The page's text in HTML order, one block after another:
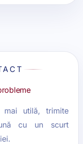
mai utilă, trimite
cu un scurt